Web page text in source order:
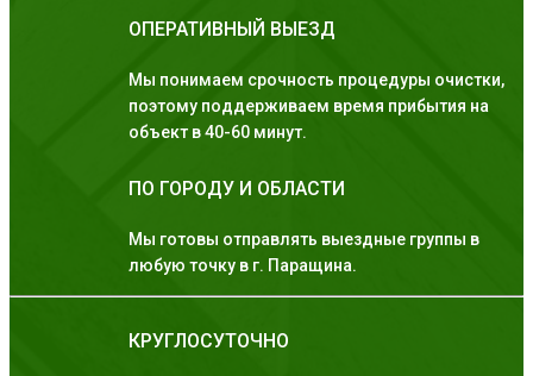
ОПЕРАТИВНЫЙ ВЫЕЗД
Мы понимаем срочность процедуры очистки,
поэтому поддерживаем время прибытия на
объект в 40-60 минут.
ПО ГОРОДУ И ОБЛАСТИ
Мы готовы отправлять выездные группы в
любую точку в г. Паращина.
КРУГЛОСУТОЧНО